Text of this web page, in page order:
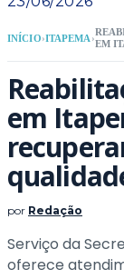
INÍCIO›ITAPEMA ›
EM
em
por Redação
Serviço da
oferece